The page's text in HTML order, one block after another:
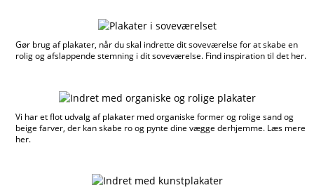
Gør brug af plakater, når du skal indrette dit soveværelse for at skabe en
rolig og afslappende stemning i dit soveværelse. Find inspiration til det her.
Vi har et flot udvalg af plakater med organiske former og rolige sand og
beige farver, der kan skabe ro og pynte dine vægge derhjemme. Læs mere
her.